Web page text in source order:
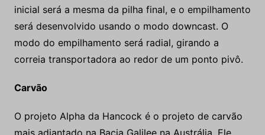
inicial será a mesma da pilha final, e o empilhamento
será desenvolvido usando o modo downcast. O
modo do empilhamento será radial, girando a
correia transportadora ao redor de um ponto pivô.
Carvão
O projeto Alpha da Hancock é o projeto de carvão